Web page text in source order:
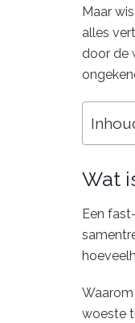
Maar
alles
door de
Wat
Een
woeste